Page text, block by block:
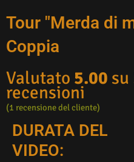
Tour "Merda di
Coppia
Valutato 5.00 su
recensioni
(1 recensione del cliente)
DURATA DEL
VIDEO: